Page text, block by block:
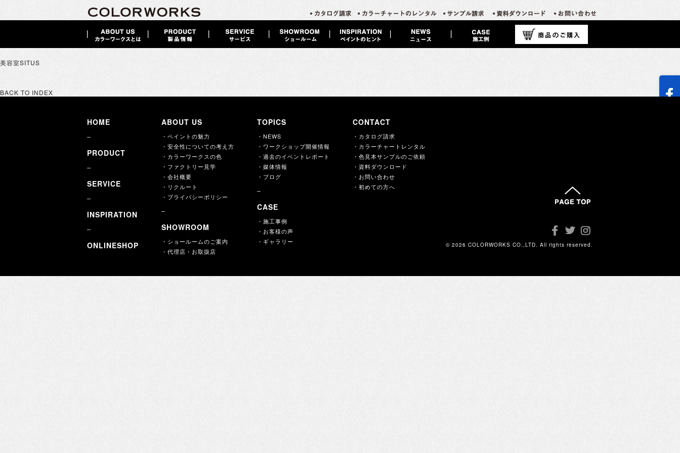
美容室SITUS
BACK TO INDEX
HOME
PRODUCT
SERVICE
INSPIRATION
ONLINESHOP
ABOUT US
・ペイントの魅力
・安全性についての考え方
・カラーワークスの色
・ファクトリー見学
・会社概要
・リクルート
・プライバシーポリシー
SHOWROOM
・ショールームのご案内
・代理店・お取扱店
TOPICS
・NEWS
・ワークショップ開催情報
・過去のイベントレポート
・媒体情報
・ブログ
CASE
・施工事例
・お客様の声
・ギャラリー
CONTACT
・カタログ請求
・カラーチャートレンタル
・色見本サンプルのご依頼
・資料ダウンロード
・お問い合わせ
・初めての方へ
© 2026 COLORWORKS CO.,LTD. All rights reserved.